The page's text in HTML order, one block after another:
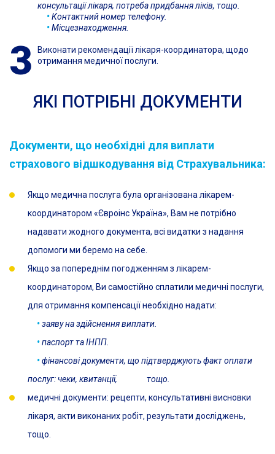
консультації лікаря, потреба придбання ліків, тощо.
•Контактний номер телефону.
•Місцезнаходження.
Виконати рекомендації лікаря-координатора, щодо
отримання медичної послуги.
ЯКІ ПОТРІБНІ ДОКУМЕНТИ
Документи, що необхідні для виплати
страхового відшкодування від Страхувальника:
Якщо медична послуга була організована лікарем-
координатором «Євроінс Україна», Вам не потрібно
надавати жодного документа, всі видатки з надання
допомоги ми беремо на себе.
Якщо за попереднім погодженням з лікарем-
координатором, Ви самостійно сплатили медичні послуги,
для отримання компенсації необхідно надати:
•заяву на здійснення виплати.
•паспорт та ІНПП.
•фінансові документи, що підтверджують факт оплати
послуг: чеки, квитанції, тощо.
медичні документи: рецепти, консультативні висновки
лікаря, акти виконаних робіт, результати досліджень,
тощо.